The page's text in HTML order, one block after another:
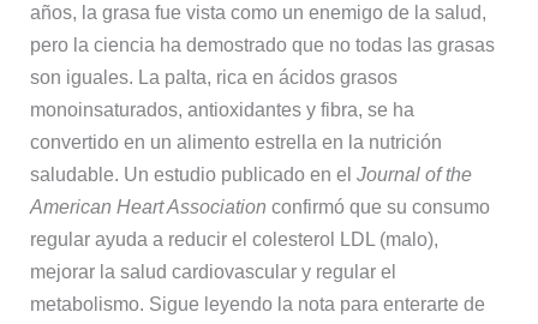
años, la grasa fue vista como un enemigo de la salud,
pero la ciencia ha demostrado que no todas las grasas
son iguales. La palta, rica en ácidos grasos
monoinsaturados, antioxidantes y fibra, se ha
convertido en un alimento estrella en la nutrición
saludable. Un estudio publicado en elJournal of the
American Heart Association confirmó que su consumo
regular ayuda a reducir el colesterol LDL (malo),
mejorar la salud cardiovascular y regular el
metabolismo. Sigue leyendo la nota para enterarte de